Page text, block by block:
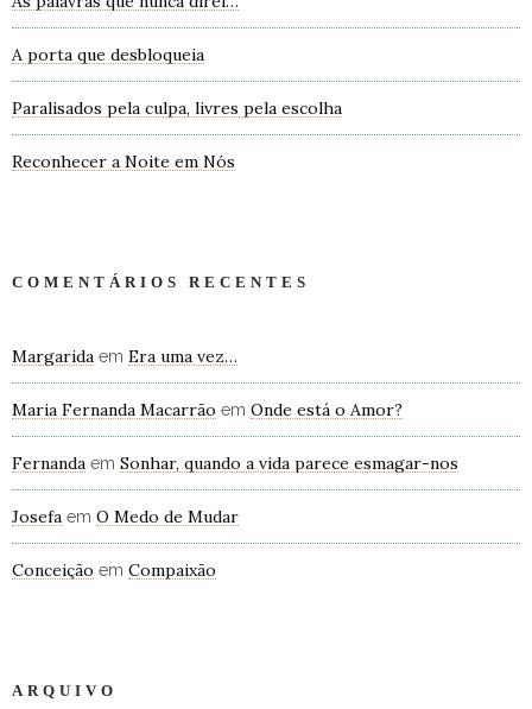
A porta que desbloqueia
Paralisados pela culpa, livres pela escolha
Reconhecer a Noite em Nós
COMENTÁRIOS RECENTES
Margarida em Era uma vez…
Maria Fernanda Macarrão em Onde está o Amor?
Fernanda em Sonhar, quando a vida parece esmagar-nos
Josefa em O Medo de Mudar
Conceição em Compaixão
ARQUIVO